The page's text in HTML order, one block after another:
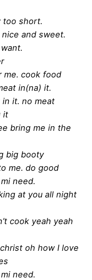
too short.
and sweet.
me. cook food
in(na) it.
it. no meat
it
bring me in the
big booty
me. do good
need.
at you all night
cook yeah yeah
oh how I love
need.